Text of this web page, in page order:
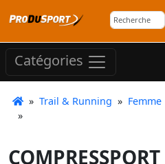
Catégories
» Trail & Running » Femme
»
COMPRESSPORT